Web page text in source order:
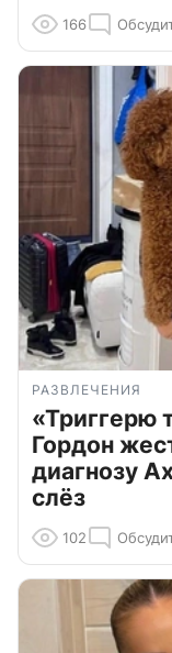
166
РАЗВЛЕЧЕНИЯ
«Триггерю
Гордон
диагнозу
слёз
102